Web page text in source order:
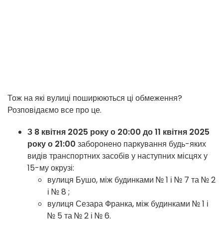
Тож на які вулиці поширюються ці обмеження?
Розповідаємо все про це.
З 8 квітня 2025 року о 20:00 до 11 квітня 2025
року о 21:00 заборонено паркування будь-яких
видів транспортних засобів у наступних місцях у
15-му окрузі:
вулиця Бушо, між будинками № 1 і № 7 та № 2
і № 8 ;
вулиця Сезара Франка, між будинками № 1 і
№ 5 та № 2 і № 6.